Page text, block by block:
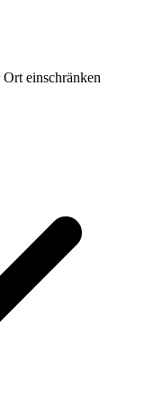
einschränken